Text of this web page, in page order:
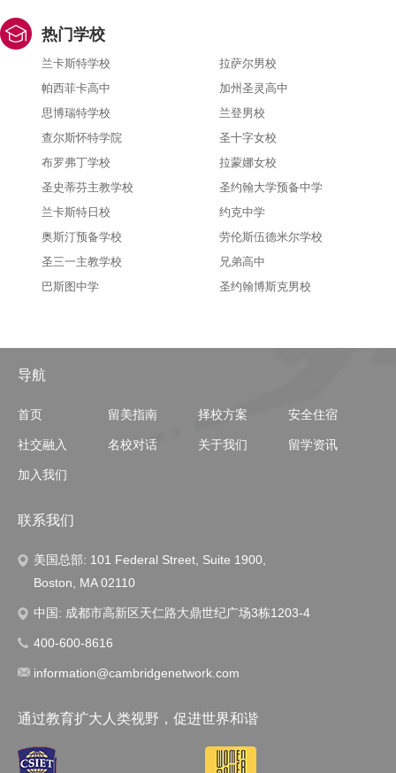
热门学校
兰卡斯特学校
拉萨尔男校
帕西菲卡高中
加州圣灵高中
思博瑞特学校
兰登男校
查尔斯怀特学院
圣十字女校
布罗弗丁学校
拉蒙娜女校
圣史蒂芬主教学校
圣约翰大学预备中学
兰卡斯特日校
约克中学
奥斯汀预备学校
劳伦斯伍德米尔学校
圣三一主教学校
兄弟高中
巴斯图中学
圣约翰博斯克男校
导航
首页 留美指南 择校方案 安全住宿
社交融入 名校对话 关于我们 留学资讯
加入我们
联系我们
美国总部: 101 Federal Street, Suite 1900,
Boston, MA 02110
中国: 成都市高新区天仁路大鼎世纪广场3栋1203-4
400-600-8616
information@cambridgenetwork.com
通过教育扩大人类视野，促进世界和谐